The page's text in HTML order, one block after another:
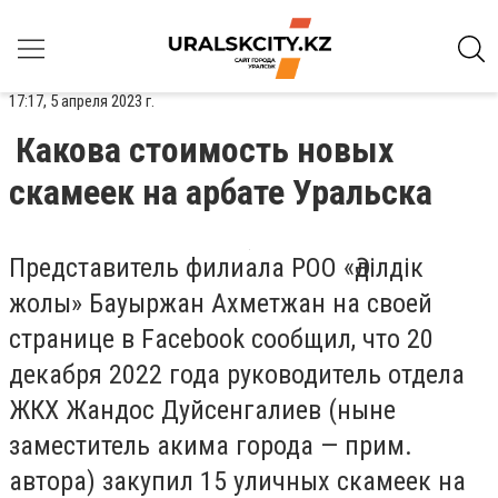
17:17, 5 апреля 2023 г.
Какова стоимость новых
скамеек на арбате Уральска
Представитель филиала РОО «Әділдік
жолы» Бауыржан Ахметжан на своей
странице в Facebook сообщил, что 20
декабря 2022 года руководитель отдела
ЖКХ Жандос Дуйсенгалиев (ныне
заместитель акима города — прим.
автора) закупил 15 уличных скамеек на